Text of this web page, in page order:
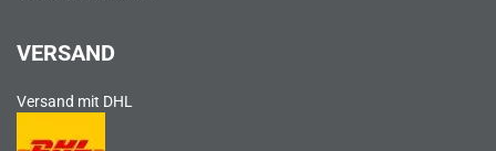
VERSAND
Versand mit DHL